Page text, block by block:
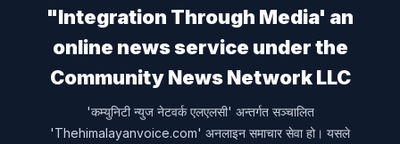
"Integration Through Media' an
online news service under the
Community News Network LLC
'कम्युनिटी न्युज नेटवर्क एलएलसी' अन्तर्गत सञ्चालित
'Thehimalayanvoice.com' अनलाइन समाचार सेवा हो। यसले